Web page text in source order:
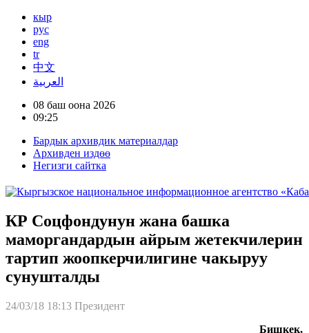
кыр
рус
eng
tr
中文
العربية
08 баш оона 2026
09:25
Бардык архивдик материалдар
Архивден издөө
Негизги сайтка
КР Соцфондунун жана башка
маморгандардын айрым жетекчилерин
тартип жоопкерчилигине чакыруу
сунушталды
24/03/18 18:13 Президент
Бишкек,